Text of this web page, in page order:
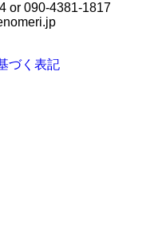
or 090-4381-1817
づく表記